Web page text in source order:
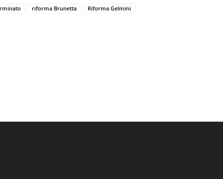
riforma Brunetta
Riforma Gelmini